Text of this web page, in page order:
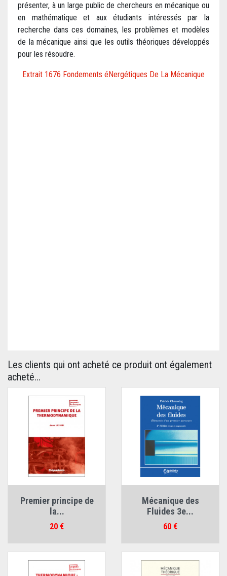
présenter, à un large public de chercheurs en mécanique ou
en mathématique et aux étudiants intéressés par la
recherche dans ces domaines, les problèmes et modèles
de la mécanique ainsi que les outils théoriques développés
pour les résoudre.
Extrait 1676 Fondements éNergétiques De La Mécanique
Les clients qui ont acheté ce produit ont également
acheté...
Premier principe de
la...
Prix
20 €
Mécanique des
Fluides 3e...
Prix
60 €